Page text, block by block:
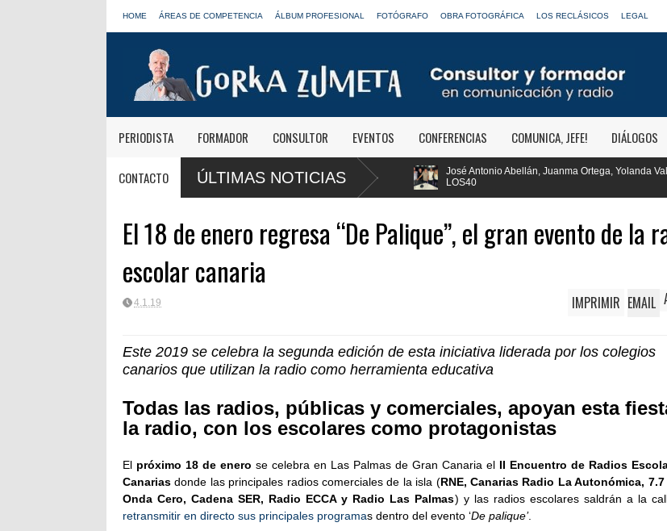
HOME ÁREAS DE COMPETENCIA ÁLBUM PROFESIONAL FOTÓGRAFO OBRA FOTOGRÁFICA LOS RECLÁSICOS LEGAL
PERIODISTA FORMADOR CONSULTOR EVENTOS CONFERENCIAS COMUNICA, JEFE! DIÁLOGOS
CONTACTO ÚLTIMAS NOTICIAS
informativas de Onda Cero: "El viaje mereció
José Antonio Abellán, Juanma Ortega, Yolanda Valencia y Frank Blanco regresan a
LOS40
El 18 de enero regresa “De Palique”, el gran evento de la
escolar canaria
4.1.19 IMPRIMIR EMAIL
Este 2019 se celebra la segunda edición de esta iniciativa liderada por los colegios
canarios que utilizan la radio como herramienta educativa
Todas las radios, públicas y comerciales, apoyan esta
la radio, con los escolares como protagonistas
El próximo 18 de enero se celebra en Las Palmas de Gran Canaria el II Encuentro de Radios
Canarias donde las principales radios comerciales de la isla (RNE, Canarias Radio La Autonómica, 7.7
Onda Cero, Cadena SER, Radio ECCA y Radio Las Palmas) y las radios escolares saldrán a la
retransmitir en directo sus principales programas dentro del evento ‘De palique’.